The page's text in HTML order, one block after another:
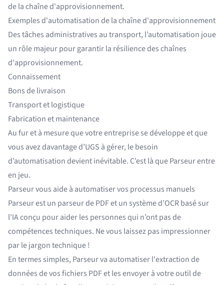
de la chaîne d'approvisionnement.
Exemples d'automatisation de la chaîne d'approvisionnement
Des tâches administratives au transport, l’automatisation joue
un rôle majeur pour garantir la résilience des chaînes
d'approvisionnement.
Connaissement
Bons de livraison
Transport et logistique
Fabrication et maintenance
Au fur et à mesure que votre entreprise se développe et que
vous avez davantage d’UGS à gérer, le besoin
d’automatisation devient inévitable. C’est là que Parseur entre
en jeu.
Parseur vous aide à automatiser vos processus manuels
Parseur est un parseur de PDFet un système d’OCR basé sur
l’IAconçu pour aider les personnes qui n’ont pas de
compétences techniques. Ne vous laissez pas impressionner
par le jargon technique !
En termes simples, Parseur va automatiser l'extraction de
donnéesde vos fichiers PDF et les envoyer à votre outil de